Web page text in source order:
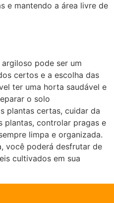
e mantendo a área livre de
pode ser um
certos e a escolha das
ter uma horta saudável e
o solo
plantas certas, cuidar da
plantas, controlar pragas e
limpa e organizada.
você poderá desfrutar de
cultivados em sua